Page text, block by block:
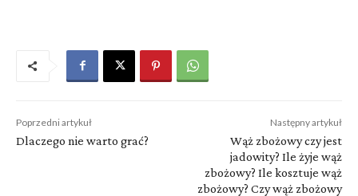
Poprzedni artykuł
Dlaczego nie warto grać?
Następny artykuł
Wąż zbożowy czy jest
jadowity? Ile żyje wąż
zbożowy? Ile kosztuje wąż
zbożowy? Czy wąż zbożowy